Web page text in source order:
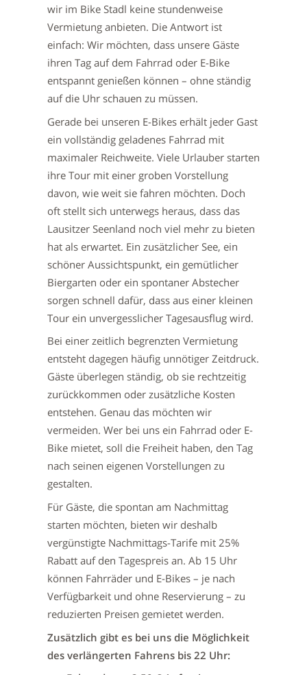
wir im Bike Stadl keine stundenweise
Vermietung anbieten. Die Antwort ist
einfach: Wir möchten, dass unsere Gäste
ihren Tag auf dem Fahrrad oder E-Bike
entspannt genießen können – ohne ständig
auf die Uhr schauen zu müssen.
Gerade bei unseren E-Bikes erhält jeder Gast
ein vollständig geladenes Fahrrad mit
maximaler Reichweite. Viele Urlauber starten
ihre Tour mit einer groben Vorstellung
davon, wie weit sie fahren möchten. Doch
oft stellt sich unterwegs heraus, dass das
Lausitzer Seenland noch viel mehr zu bieten
hat als erwartet. Ein zusätzlicher See, ein
schöner Aussichtspunkt, ein gemütlicher
Biergarten oder ein spontaner Abstecher
sorgen schnell dafür, dass aus einer kleinen
Tour ein unvergesslicher Tagesausflug wird.
Bei einer zeitlich begrenzten Vermietung
entsteht dagegen häufig unnötiger Zeitdruck.
Gäste überlegen ständig, ob sie rechtzeitig
zurückkommen oder zusätzliche Kosten
entstehen. Genau das möchten wir
vermeiden. Wer bei uns ein Fahrrad oder E-
Bike mietet, soll die Freiheit haben, den Tag
nach seinen eigenen Vorstellungen zu
gestalten.
Für Gäste, die spontan am Nachmittag
starten möchten, bieten wir deshalb
vergünstigte Nachmittags-Tarife mit 25%
Rabatt auf den Tagespreis an. Ab 15 Uhr
können Fahrräder und E-Bikes – je nach
Verfügbarkeit und ohne Reservierung – zu
reduzierten Preisen gemietet werden.
Zusätzlich gibt es bei uns die Möglichkeit
des verlängerten Fahrens bis 22 Uhr: